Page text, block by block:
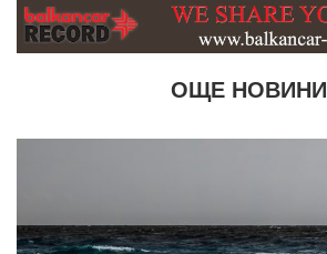
ОЩЕ НОВИНИ